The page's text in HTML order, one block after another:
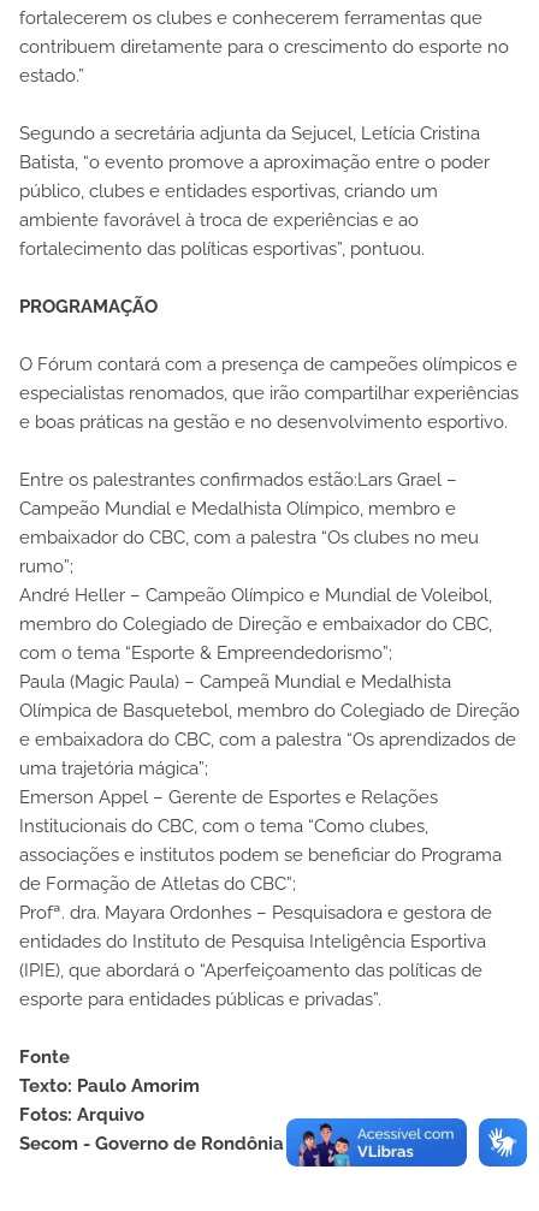
fortalecerem os clubes e conhecerem ferramentas que
contribuem diretamente para o crescimento do esporte no
estado.”
Segundo a secretária adjunta da Sejucel, Letícia Cristina
Batista, “o evento promove a aproximação entre o poder
público, clubes e entidades esportivas, criando um
ambiente favorável à troca de experiências e ao
fortalecimento das políticas esportivas”, pontuou.
PROGRAMAÇÃO
O Fórum contará com a presença de campeões olímpicos e
especialistas renomados, que irão compartilhar experiências
e boas práticas na gestão e no desenvolvimento esportivo.
Entre os palestrantes confirmados estão:Lars Grael –
Campeão Mundial e Medalhista Olímpico, membro e
embaixador do CBC, com a palestra “Os clubes no meu
rumo”;
André Heller – Campeão Olímpico e Mundial de Voleibol,
membro do Colegiado de Direção e embaixador do CBC,
com o tema “Esporte & Empreendedorismo”;
Paula (Magic Paula) – Campeã Mundial e Medalhista
Olímpica de Basquetebol, membro do Colegiado de Direção
e embaixadora do CBC, com a palestra “Os aprendizados de
uma trajetória mágica”;
Emerson Appel – Gerente de Esportes e Relações
Institucionais do CBC, com o tema “Como clubes,
associações e institutos podem se beneficiar do Programa
de Formação de Atletas do CBC”;
Profª. dra. Mayara Ordonhes – Pesquisadora e gestora de
entidades do Instituto de Pesquisa Inteligência Esportiva
(IPIE), que abordará o “Aperfeiçoamento das políticas de
esporte para entidades públicas e privadas”.
Fonte
Texto: Paulo Amorim
Fotos: Arquivo
Secom - Governo de Rondônia